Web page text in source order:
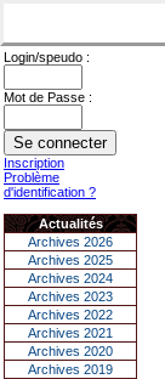
Login/speudo :
Mot de Passe :
Inscription
Problème
d'identification ?
Actualités
Archives 2026
Archives 2025
Archives 2024
Archives 2023
Archives 2022
Archives 2021
Archives 2020
Archives 2019